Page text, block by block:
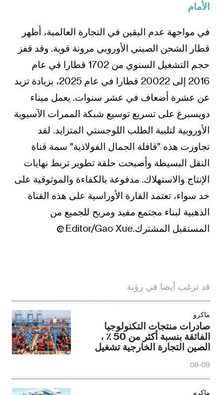
الأمام
في مواجهة عدم اليقين في التجارة العالمية، أظهر
قطار الشحن الصيني الأوروبي مرونة قوية. وقد قفز
حجم التشغيل السنوي من 1702 قطارا في عام
2016 إلى 20022 قطارا في عام 2025، بزيادة تزيد
عن عشرة أضعاف في عشر سنوات. يعمل ميناء
دويسبرغ على تسريع توسيع شبكة الممرات الآسيوية
الأوروبية لتلبية الطلب اللوجستي المتزايد. لقد
تجاوزت هذه "قافلة الجمال الفولاذية" سمة قناة
النقل البسيطة وأصبحت حلقة تطوير تربط نهايات
الإنتاج والاستهلاك. مدفوعة بالكفاءة والموثوقية على
حد سواء، تعتمد القارة الأوراسية على هذه القناة
الذهبية لبناء مجتمع مفيد ومربح للجميع من
المستقبل المشترك.Editor/Gao Xue
قد ترغب أيضا في رؤية
ماكرو
صادرات منتجات التكنولوجيا
الفائقة بنسبة أكثر من 50 ٪ ،
الصين التجارة الخارجية تشغيل
08-09
ماكرو